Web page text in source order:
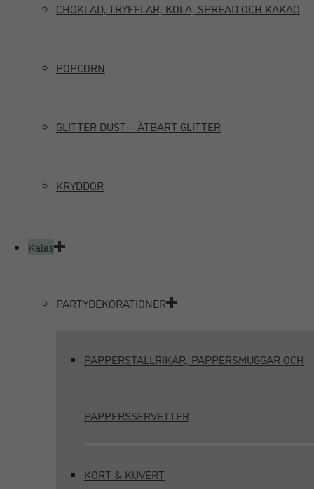
CHOKLAD, TRYFFLAR, KOLA, SPREAD OCH KAKAO
POPCORN
GLITTER DUST – ÄTBART GLITTER
KRYDDOR
Kalas
PARTYDEKORATIONER
PAPPERSTALLRIKAR, PAPPERSMUGGAR OCH
PAPPERSSERVETTER
KORT & KUVERT